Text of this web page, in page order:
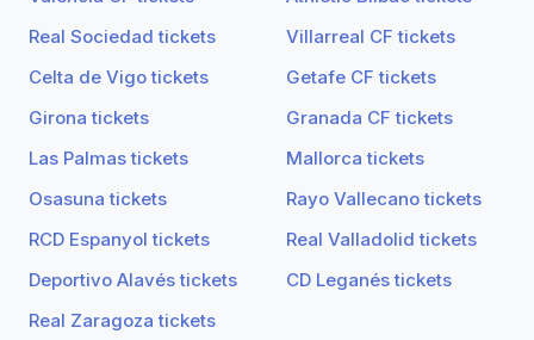
Real Sociedad tickets
Villarreal CF tickets
Celta de Vigo tickets
Getafe CF tickets
Girona tickets
Granada CF tickets
Las Palmas tickets
Mallorca tickets
Osasuna tickets
Rayo Vallecano tickets
RCD Espanyol tickets
Real Valladolid tickets
Deportivo Alavés tickets
CD Leganés tickets
Real Zaragoza tickets